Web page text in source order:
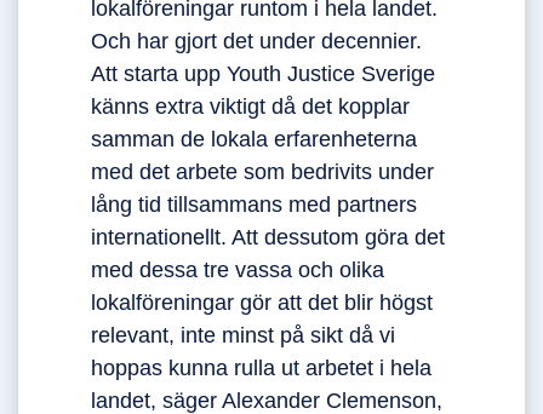
lokalföreningar runtom i hela landet.
Och har gjort det under decennier.
Att starta upp Youth Justice Sverige
känns extra viktigt då det kopplar
samman de lokala erfarenheterna
med det arbete som bedrivits under
lång tid tillsammans med partners
internationellt. Att dessutom göra det
med dessa tre vassa och olika
lokalföreningar gör att det blir högst
relevant, inte minst på sikt då vi
hoppas kunna rulla ut arbetet i hela
landet, säger Alexander Clemenson,